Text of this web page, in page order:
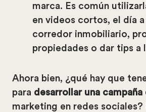
marca. Es común
en videos cortos, el día
corredor inmobiliario,
propiedades o dar tips a
Ahora bien, ¿qué hay que
para desarrollar una
marketing en redes sociales?